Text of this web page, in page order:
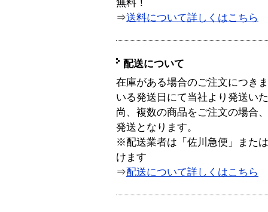
無料！
⇒送料について詳しくはこちら
配送について
在庫がある場合のご注文につき
いる発送日にて当社より発送い
尚、複数の商品をご注文の場合
発送となります。
※配送業者は「佐川急便」また
けます
⇒配送について詳しくはこちら